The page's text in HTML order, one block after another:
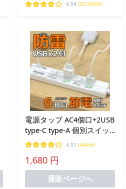
4.54 (32,968件)
電源タップ AC4個口+2USB
type-C type-A 個別スイッ
チ スマートIC USB ホワイ
ト ホコリ防止 スイッチ電
源タップ テーブルタップ
延長ケーブル 1m ポイント
4.57 (444件)
1,680 円
通販ページへ